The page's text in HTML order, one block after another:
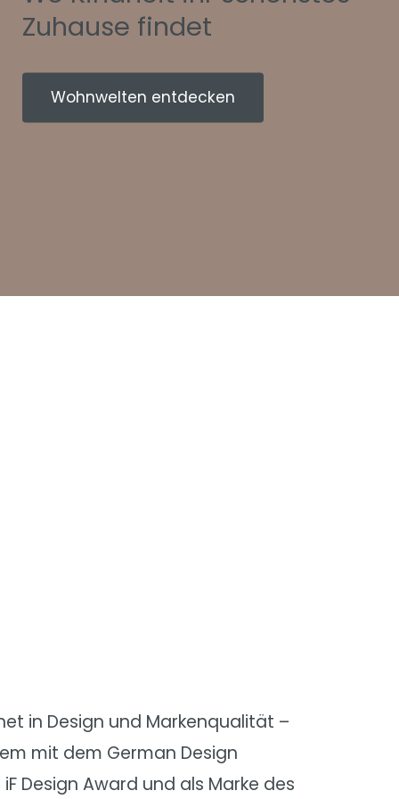
Zuhause findet
Wohnwelten entdecken
in Design und Markenqualität –
mit dem German Design
Design Award und als Marke des